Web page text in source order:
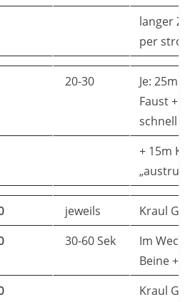
langer
per
20-30
Je: 25m
Faust +
schnell
+ 15m
jeweils
Kraul
30-60 Sek
Im
Beine +
Kraul